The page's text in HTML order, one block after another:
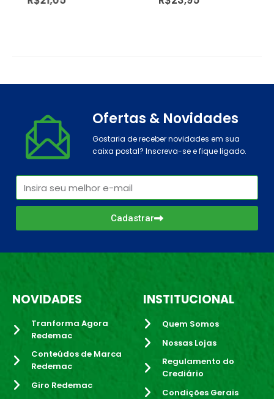
Ofertas & Novidades
Gostaria de receber novidades em sua
caixa postal? Inscreva-se e fique ligado.
Cadastrar
NOVIDADES
Tranforma Agora
Redemac
Conteúdos de Marca
Redemac
Giro Redemac
INSTITUCIONAL
Quem Somos
Nossas Lojas
Regulamento do
Crediário
Condições Gerais